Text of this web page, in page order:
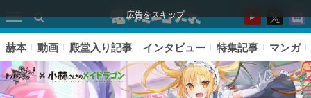
広告をスキップ
赫本 動画 殿堂入り記事 インタビュー 特集記事 マンガ